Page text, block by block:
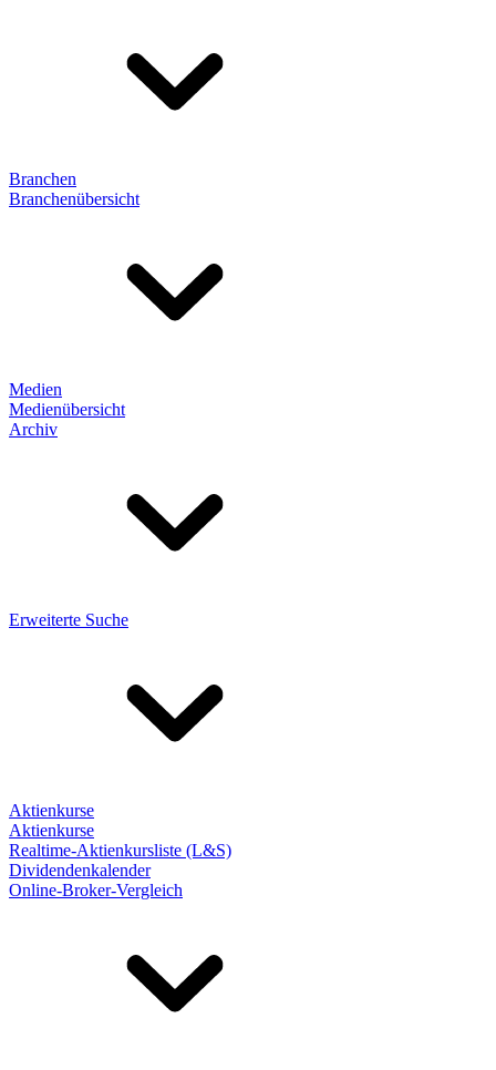
Branchen
Branchenübersicht
Medien
Medienübersicht
Archiv
Erweiterte Suche
Aktienkurse
Aktienkurse
Realtime-Aktienkursliste (L&S)
Dividendenkalender
Online-Broker-Vergleich